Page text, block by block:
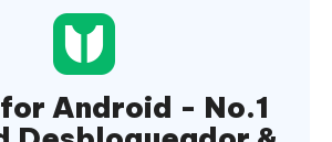
Android - No.1